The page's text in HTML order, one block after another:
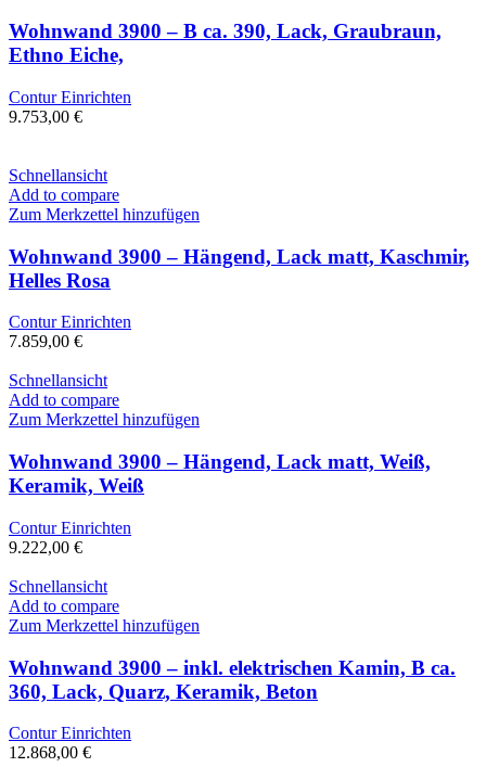
Wohnwand 3900 – B ca. 390, Lack, Graubraun,
Ethno Eiche,
Contur Einrichten
9.753,00 €
Schnellansicht
Add to compare
Zum Merkzettel hinzufügen
Wohnwand 3900 – Hängend, Lack matt, Kaschmir,
Helles Rosa
Contur Einrichten
7.859,00 €
Schnellansicht
Add to compare
Zum Merkzettel hinzufügen
Wohnwand 3900 – Hängend, Lack matt, Weiß,
Keramik, Weiß
Contur Einrichten
9.222,00 €
Schnellansicht
Add to compare
Zum Merkzettel hinzufügen
Wohnwand 3900 – inkl. elektrischen Kamin, B ca.
360, Lack, Quarz, Keramik, Beton
Contur Einrichten
12.868,00 €